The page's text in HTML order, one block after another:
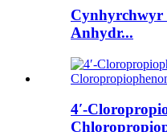
Cynhyrchwyr
Anhydr...
4′-